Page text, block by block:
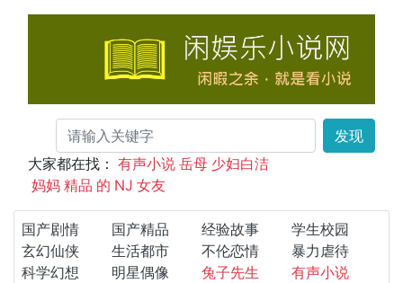
发现
大家都在找： 有声小说 岳母 少妇白洁
妈妈 精品 的 NJ 女友
国产剧情 国产精品 经验故事
学生校园
玄幻仙侠
生活都市 不伦恋情
暴力虐待
科学幻想
明星偶像 兔子先生 有声小说